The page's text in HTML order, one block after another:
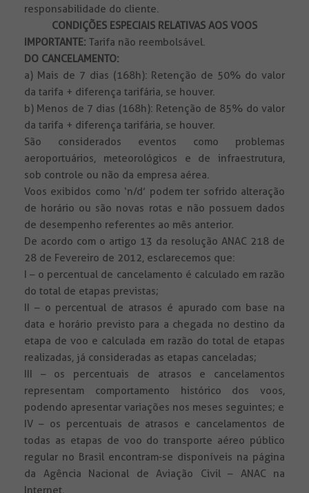
responsabilidade do cliente.
CONDIÇÕES ESPECIAIS RELATIVAS AOS VOOS
IMPORTANTE: Tarifa não reembolsável.
DO CANCELAMENTO:
a) Mais de 7 dias (168h): Retenção de 50% do valor
da tarifa + diferença tarifária, se houver.
b) Menos de 7 dias (168h): Retenção de 85% do valor
da tarifa + diferença tarifária, se houver.
São considerados eventos como problemas
aeroportuários, meteorológicos e de infraestrutura,
sob controle ou não da empresa aérea.
Voos exibidos como ‘n/d’ podem ter sofrido alteração
de horário ou são novas rotas e não possuem dados
de desempenho referentes ao mês anterior.
De acordo com o artigo 13 da resolução ANAC 218 de
28 de Fevereiro de 2012, esclarecemos que:
I – o percentual de cancelamento é calculado em razão
do total de etapas previstas;
II – o percentual de atrasos é apurado com base na
data e horário previsto para a chegada no destino da
etapa de voo e calculada em razão do total de etapas
realizadas, já consideradas as etapas canceladas;
III – os percentuais de atrasos e cancelamentos
representam comportamento histórico dos voos,
podendo apresentar variações nos meses seguintes; e
IV – os percentuais de atrasos e cancelamentos de
todas as etapas de voo do transporte aéreo público
regular no Brasil encontram-se disponíveis na página
da Agência Nacional de Aviação Civil – ANAC na
Internet.